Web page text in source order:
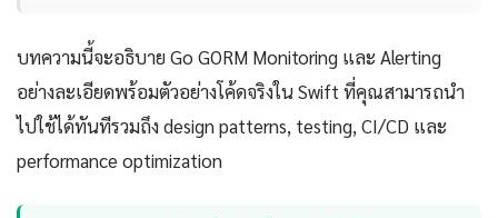
บทความนี้จะอธิบาย Go GORM Monitoring และ Alerting
อย่างละเอียดพร้อมตัวอย่างโค้ดจริงใน Swift ที่คุณสามารถนำ
ไปใช้ได้ทันทีรวมถึง design patterns, testing, CI/CD และ
performance optimization